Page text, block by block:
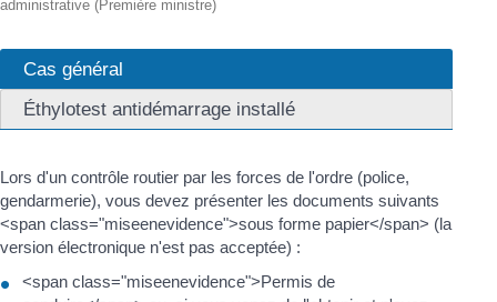
administrative (Première ministre)
Cas général
Éthylotest antidémarrage installé
Lors d'un contrôle routier par les forces de l'ordre (police,
gendarmerie), vous devez présenter les documents suivants
<span class="miseenevidence">sous forme papier</span> (la
version électronique n'est pas acceptée) :
<span class="miseenevidence">Permis de